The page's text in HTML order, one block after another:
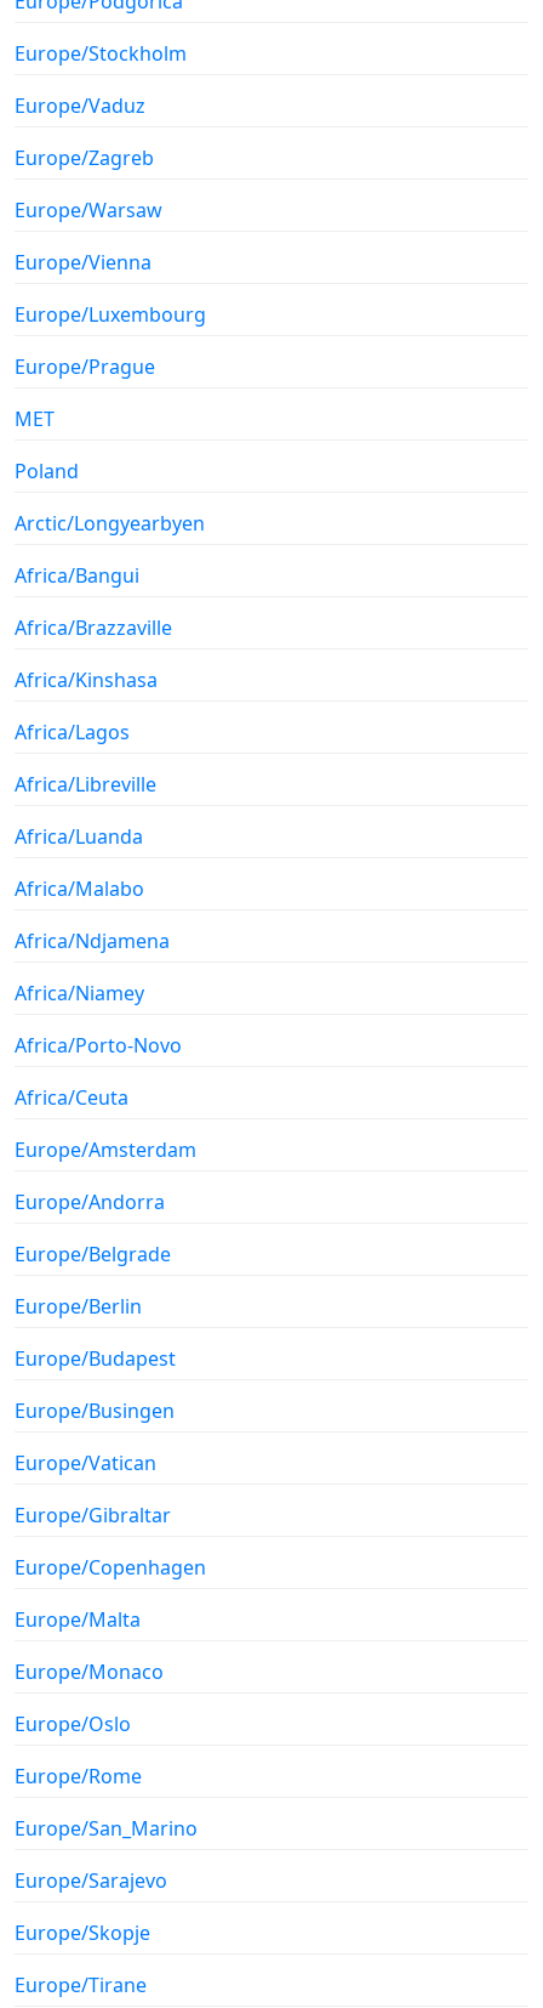
Europe/Stockholm
Europe/Vaduz
Europe/Zagreb
Europe/Warsaw
Europe/Vienna
Europe/Luxembourg
Europe/Prague
MET
Poland
Arctic/Longyearbyen
Africa/Bangui
Africa/Brazzaville
Africa/Kinshasa
Africa/Lagos
Africa/Libreville
Africa/Luanda
Africa/Malabo
Africa/Ndjamena
Africa/Niamey
Africa/Porto-Novo
Africa/Ceuta
Europe/Amsterdam
Europe/Andorra
Europe/Belgrade
Europe/Berlin
Europe/Budapest
Europe/Busingen
Europe/Vatican
Europe/Gibraltar
Europe/Copenhagen
Europe/Malta
Europe/Monaco
Europe/Oslo
Europe/Rome
Europe/San_Marino
Europe/Sarajevo
Europe/Skopje
Europe/Tirane